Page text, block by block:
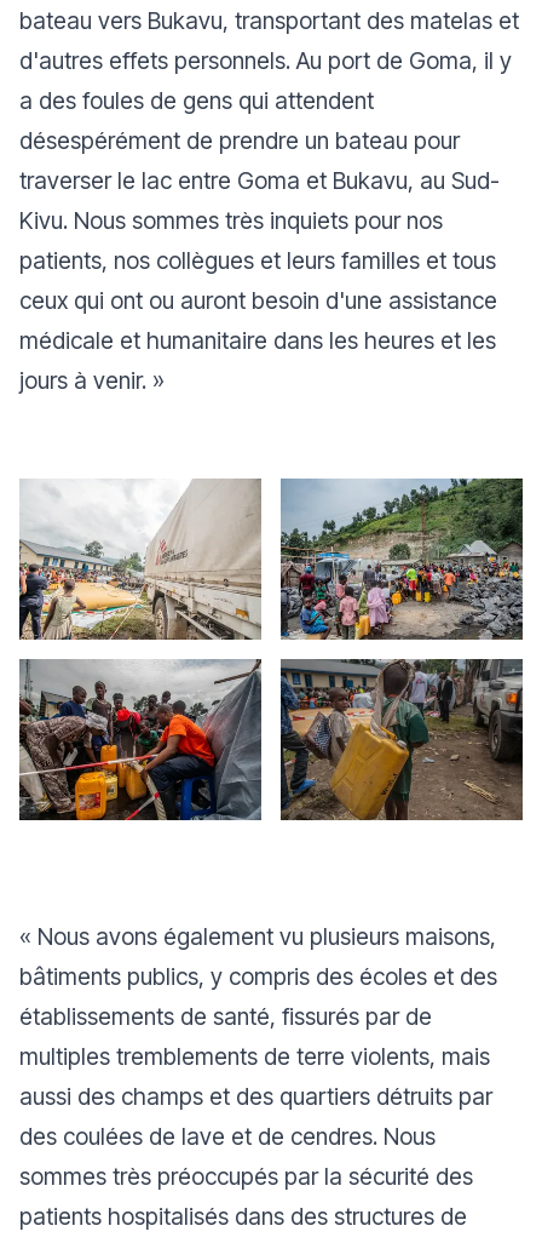
bateau vers Bukavu, transportant des matelas et
d'autres effets personnels. Au port de Goma, il y
a des foules de gens qui attendent
désespérément de prendre un bateau pour
traverser le lac entre Goma et Bukavu, au Sud-
Kivu. Nous sommes très inquiets pour nos
patients, nos collègues et leurs familles et tous
ceux qui ont ou auront besoin d'une assistance
médicale et humanitaire dans les heures et les
jours à venir. »
« Nous avons également vu plusieurs maisons,
bâtiments publics, y compris des écoles et des
établissements de santé, fissurés par de
multiples tremblements de terre violents, mais
aussi des champs et des quartiers détruits par
des coulées de lave et de cendres. Nous
sommes très préoccupés par la sécurité des
patients hospitalisés dans des structures de